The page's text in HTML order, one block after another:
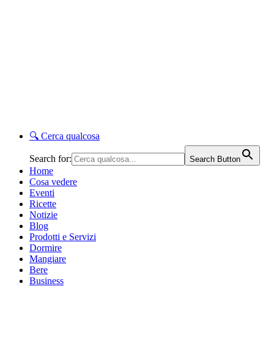
🔍 Cerca qualcosa
Search for: Search Button
Home
Cosa vedere
Eventi
Ricette
Notizie
Blog
Prodotti e Servizi
Dormire
Mangiare
Bere
Business